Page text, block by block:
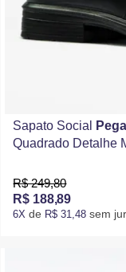
Sapato Social
Quadrado Detalhe
R$ 249,80
R$ 188,89
6X de R$ 31,48 sem